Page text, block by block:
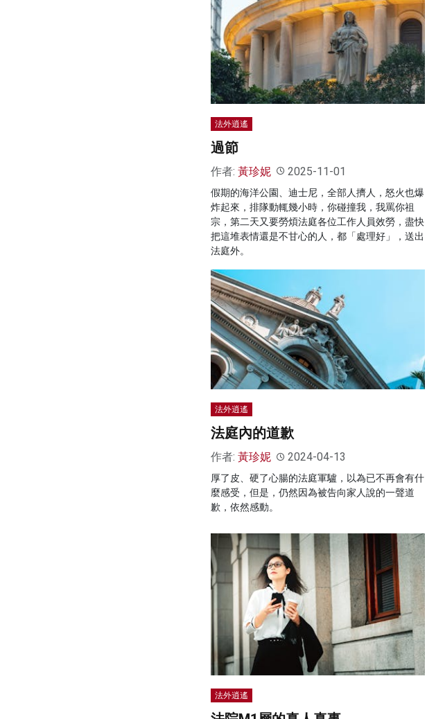
法外逍遙
過節
作者: 黃珍妮 2025-11-01
假期的海洋公園、迪士尼，全部人擠人，怒火也爆
炸起來，排隊動輒幾小時，你碰撞我，我罵你祖
宗，第二天又要勞煩法庭各位工作人員效勞，盡快
把這堆表情還是不甘心的人，都「處理好」，送出
法庭外。
法外逍遙
法庭內的道歉
作者: 黃珍妮 2024-04-13
厚了皮、硬了心腸的法庭軍驢，以為已不再會有什
麼感受，但是，仍然因為被告向家人說的一聲道
歉，依然感動。
法外逍遙